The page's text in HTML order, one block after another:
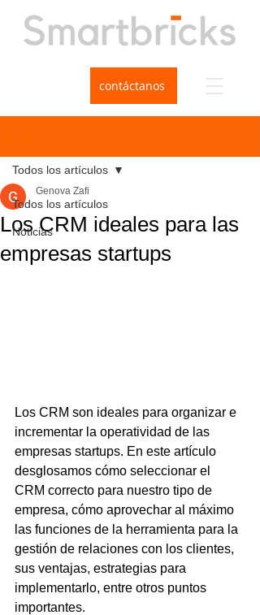
contáctanos
Todos los artículos
Noticias
Todos los artículos
Los CRM ideales para las
empresas startups
Genova Zafi
Los CRM son ideales para organizar e
incrementar la operatividad de las
empresas startups. En este artículo
desglosamos cómo seleccionar el
CRM correcto para nuestro tipo de
empresa, cómo aprovechar al máximo
las funciones de la herramienta para la
gestión de relaciones con los clientes,
sus ventajas, estrategias para
implementarlo, entre otros puntos
importantes.